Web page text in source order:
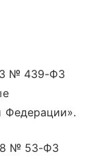
№ 439-ФЗ
Федерации».
№ 53-ФЗ